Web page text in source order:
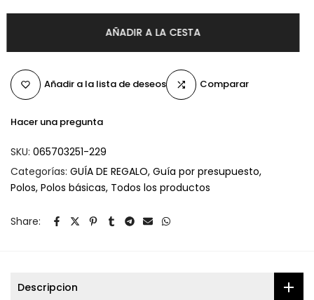
AÑADIR A LA CESTA
Añadir a la lista de deseos Comparar
Hacer una pregunta
SKU: 065703251-229
Categorías: GUÍA DE REGALO Guía por presupuesto
Polos Polos básicas Todos los productos
Share:
Descripcion